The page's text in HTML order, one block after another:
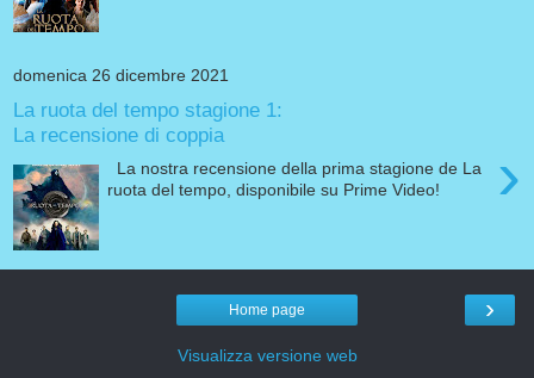
domenica 26 dicembre 2021
La ruota del tempo stagione 1:
La recensione di coppia
›
La nostra recensione della prima stagione de La
ruota del tempo, disponibile su Prime Video!
›
Home page
Visualizza versione web